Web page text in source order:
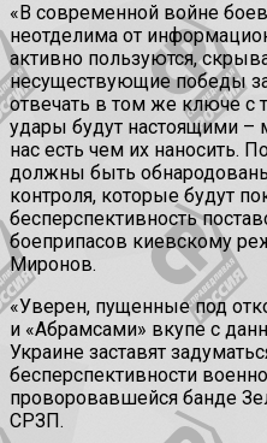
«В современной войне
неотделима от
активно пользуются,
несуществующие победы
отвечать в том же ключе с
удары будут настоящими
нас есть чем их наносить.
должны быть
контроля, которые будут
бесперспективность
боеприпасов киевскому
Миронов.
«Уверен, пущенные под
и «Абрамсами» вкупе с
Украине заставят
бесперспективности
проворовавшейся банде
СРЗП.